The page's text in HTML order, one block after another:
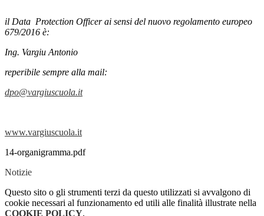
il Data Protection Officer ai sensi del nuovo regolamento europeo
679/2016 è:
Ing. Vargiu Antonio
reperibile sempre alla mail:
dpo@vargiuscuola.it
www.vargiuscuola.it
14-organigramma.pdf
Notizie
Questo sito o gli strumenti terzi da questo utilizzati si avvalgono di
cookie necessari al funzionamento ed utili alle finalità illustrate nella
COOKIE POLICY.